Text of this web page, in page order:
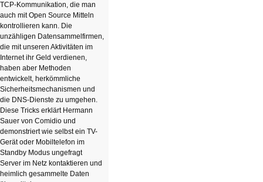
TCP-Kommunikation, die man
auch mit Open Source Mitteln
kontrollieren kann. Die
unzähligen Datensammelfirmen,
die mit unseren Aktivitäten im
Internet ihr Geld verdienen,
haben aber Methoden
entwickelt, herkömmliche
Sicherheitsmechanismen und
die DNS-Dienste zu umgehen.
Diese Tricks erklärt Hermann
Sauer von Comidio und
demonstriert wie selbst ein TV-
Gerät oder Mobiltelefon im
Standby Modus ungefragt
Server im Netz kontaktieren und
heimlich gesammelte Daten